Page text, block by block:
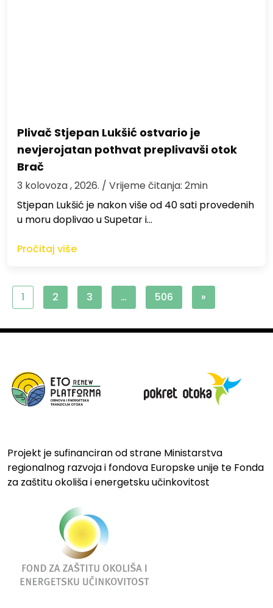
Plivač Stjepan Lukšić ostvario je
nevjerojatan pothvat preplivavši otok
Brač
3 kolovoza , 2026. / Vrijeme čitanja: 2min
St​jepan Lukšić je nakon više od 40 sati provedenih
u moru doplivao u Supetar i…
Pročitaj više
1 2 3 … 506 »
Projekt je sufinanciran od strane Ministarstva
regionalnog razvoja i fondova Europske unije te Fonda
za zaštitu okoliša i energetsku učinkovitost